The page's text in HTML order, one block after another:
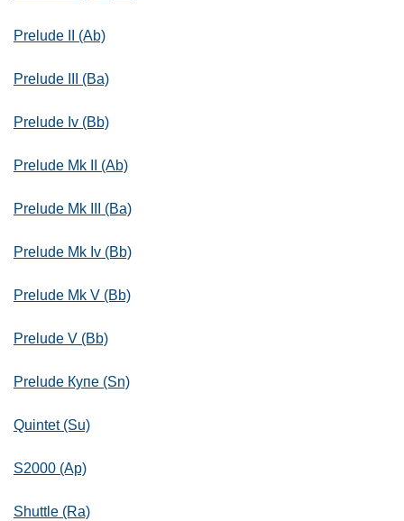
Prelude II (Ab)
Prelude III (Ba)
Prelude Iv (Bb)
Prelude Mk II (Ab)
Prelude Mk III (Ba)
Prelude Mk Iv (Bb)
Prelude Mk V (Bb)
Prelude V (Bb)
Prelude Купе (Sn)
Quintet (Su)
S2000 (Ap)
Shuttle (Ra)